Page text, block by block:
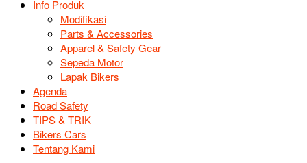
Info Produk
Modifikasi
Parts & Accessories
Apparel & Safety Gear
Sepeda Motor
Lapak Bikers
Agenda
Road Safety
TIPS & TRIK
Bikers Cars
Tentang Kami